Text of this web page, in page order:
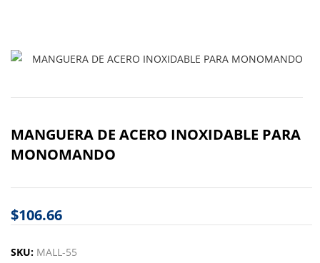
MANGUERA DE ACERO INOXIDABLE PARA
MONOMANDO
$106.66
SKU: MALL-55